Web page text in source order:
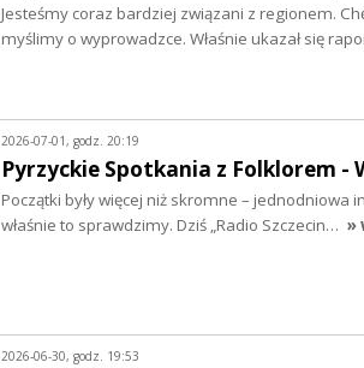
Jesteśmy coraz bardziej związani z regionem.
myślimy o wyprowadzce. Właśnie ukazał się
2026-07-01, godz. 20:19
Pyrzyckie Spotkania z Folklorem
Początki były więcej niż skromne – jednodniowa
właśnie to sprawdzimy. Dziś „Radio Szczecin… »
2026-06-30, godz. 19:53